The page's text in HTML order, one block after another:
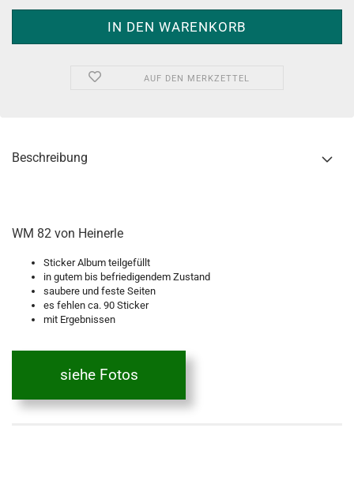
AUF DEN MERKZETTEL
Beschreibung
WM 82 von Heinerle
Sticker Album teilgefüllt
in gutem bis befriedigendem Zustand
saubere und feste Seiten
es fehlen ca. 90 Sticker
mit Ergebnissen
siehe Fotos